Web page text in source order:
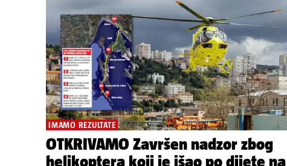
IMAMO REZULTATE
OTKRIVAMO Završen nadzor zbog
helikoptera koji je išao po dijete na